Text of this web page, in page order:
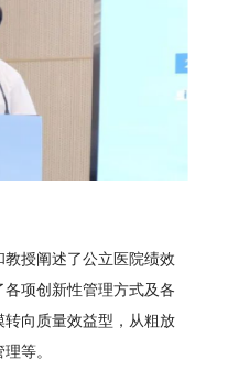
授阐述了公立医院绩效
项创新性管理方式及各
向质量效益型，从粗放
等。